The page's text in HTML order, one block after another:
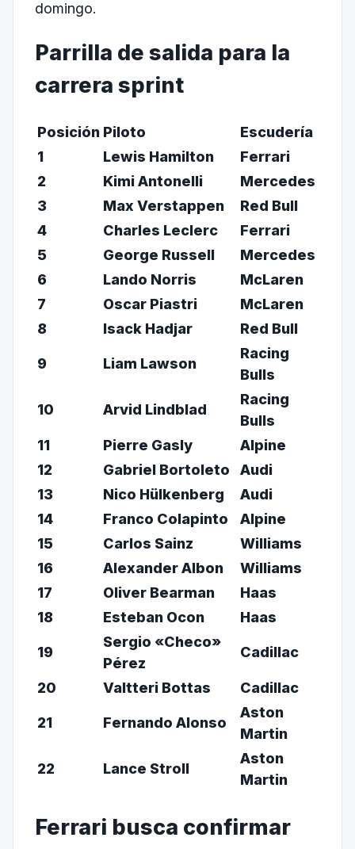
domingo.
Parrilla de salida para la
carrera sprint
Posición Piloto
Escudería
1
Lewis Hamilton
Ferrari
2
Kimi Antonelli
Mercedes
3
Max Verstappen
Red Bull
4
Charles Leclerc
Ferrari
5
George Russell
Mercedes
6
Lando Norris
McLaren
7
Oscar Piastri
McLaren
8
Isack Hadjar Red Bull
9 Liam Lawson
Racing
Bulls
10 Arvid Lindblad
Racing
Bulls
11
Pierre Gasly
Alpine
12
Gabriel Bortoleto
Audi
13
Nico Hülkenberg
Audi
14
Franco Colapinto
Alpine
15
Carlos Sainz
Williams
16
Alexander Albon
Williams
17
Oliver Bearman
Haas
18
Esteban Ocon Haas
19
Sergio «Checo»
Pérez
Cadillac
20 Valtteri Bottas Cadillac
21 Fernando Alonso
Aston
Martin
22 Lance Stroll
Aston
Martin
Ferrari busca confirmar